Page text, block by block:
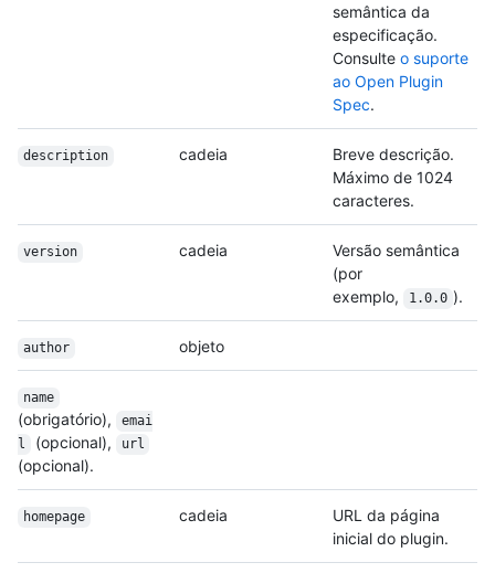
semântica da
especificação.
Consulte o suporte
ao Open Plugin
Spec.
description cadeia
Breve descrição.
Máximo de 1024
caracteres.
version cadeia
Versão semântica
(por
exemplo,
1.0.0 ).
author objeto
name
(obrigatório),
emai
l
(opcional), url
(opcional).
homepage cadeia
URL da página
inicial do plugin.